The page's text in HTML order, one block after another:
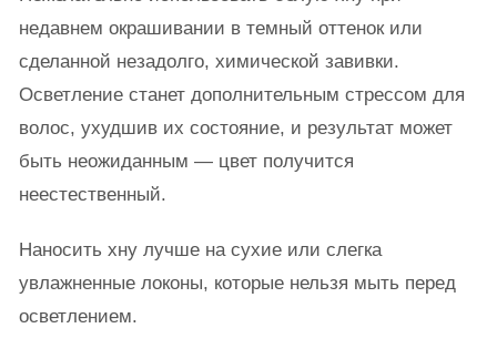
недавнем окрашивании в темный оттенок или
сделанной незадолго, химической завивки.
Осветление станет дополнительным стрессом для
волос, ухудшив их состояние, и результат может
быть неожиданным — цвет получится
неестественный.
Наносить хну лучше на сухие или слегка
увлажненные локоны, которые нельзя мыть перед
осветлением.